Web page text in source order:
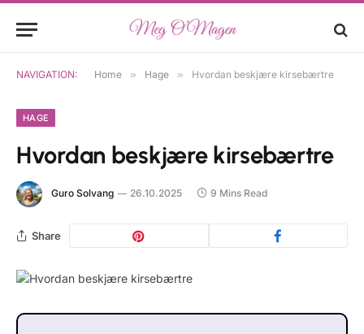
NAVIGATION: Home » Hage » Hvordan beskjære kirsebærtre
HAGE
Hvordan beskjære kirsebærtre
Guro Solvang 26.10.2025 9 Mins Read
Share